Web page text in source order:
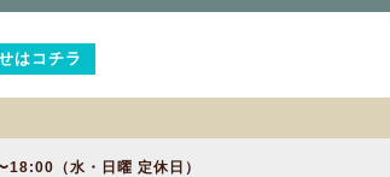
はコチラ
18:00（水・日曜 定休日）